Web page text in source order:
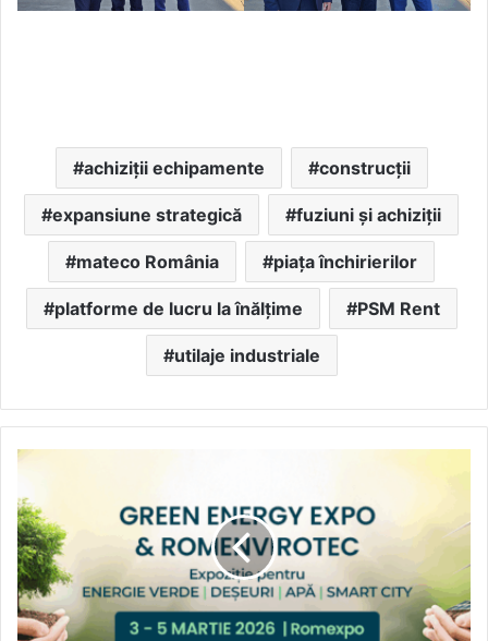
achiziții echipamente construcții
expansiune strategică fuziuni și achiziții
mateco România piața închirierilor
platforme de lucru la înălțime PSM Rent
utilaje industriale
GREEN
EXPO
&
ROMENVIROTEC
2026:
Ediția
a